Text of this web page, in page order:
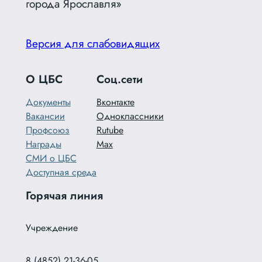
города Ярославля»
Версия для слабовидящих
О ЦБС
Документы
Вакансии
Профсоюз
Награды
СМИ о ЦБС
Доступная среда
Соц.сети
Вконтакте
Одноклассники
Rutube
Max
Горячая линия
Учреждение